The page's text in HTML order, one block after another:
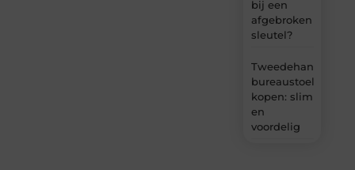
bij een
afgebroken
sleutel?
Tweedehands
bureaustoel
kopen: slim
en
voordelig